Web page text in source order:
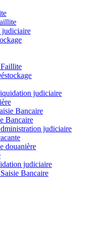
judiciaire
Faillite
judiciaire
Bancaire
Bancaire
judiciaire
douanière
judiciaire
Bancaire